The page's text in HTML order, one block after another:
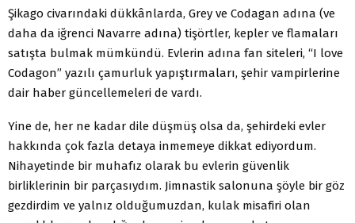
Şikago civarındaki dükkânlarda, Grey ve Codagan adına (ve
daha da iğrenci Navarre adına) tişörtler, kepler ve flamaları
satışta bulmak mümkündü. Evlerin adına fan siteleri, “I love
Codagon” yazılı çamurluk yapıştırmaları, şehir vampirlerine
dair haber güncellemeleri de vardı.
Yine de, her ne kadar dile düşmüş olsa da, şehirdeki evler
hakkında çok fazla detaya inmemeye dikkat ediyordum.
Nihayetinde bir muhafız olarak bu evlerin güvenlik
birliklerinin bir parçasıydım. Jimnastik salonuna şöyle bir göz
gezdirdim ve yalnız olduğumuzdan, kulak misafiri olan